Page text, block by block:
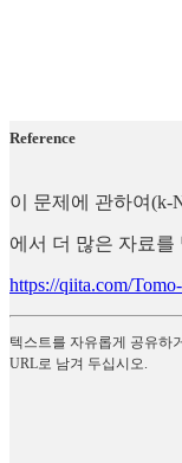
Reference
이 문제에 관하여(k-
에서 더 많은 자료
https://qiita.com/
텍스트를 자유롭게 공유하
URL로 남겨 두십시오.